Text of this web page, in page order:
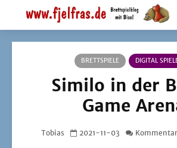
BRETTSPIELE DIGITAL
Similo in der
Game
Tobias 2021-11-03